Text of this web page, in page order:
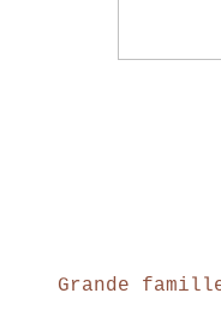
Grande